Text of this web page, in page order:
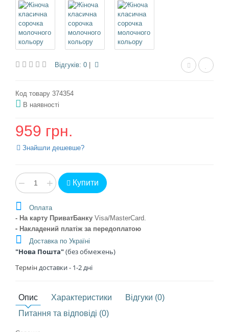
Відгуків: 0
Код товару 374354
В наявності
959 грн.
Знайшли дешевше?
− + Купити
Оплата
- На карту ПриватБанку Visa/MasterCard.
- Накладений платіж за передоплатою
Доставка по Україні
"Нова Пошта"(без обмежень)
Терміндоставки - 1-2 дні
Опис Характеристики
Відгуки (0)
Питання та відповіді (0)